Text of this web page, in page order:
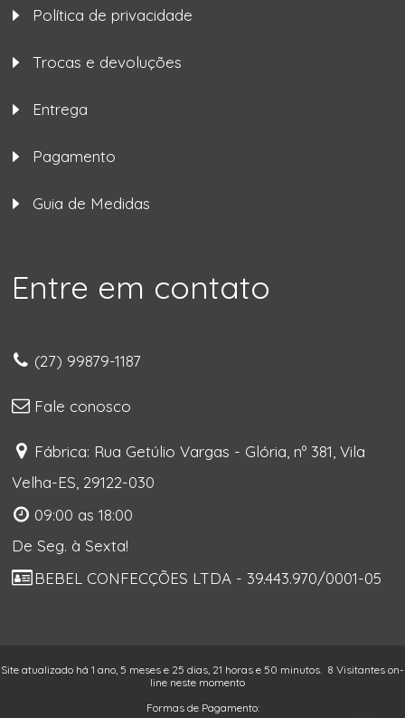
Política de privacidade
Trocas e devoluções
Entrega
Pagamento
Guia de Medidas
Entre em contato
(27) 99879-1187
Fale conosco
Fábrica: Rua Getúlio Vargas - Glória, nº 381, Vila
Velha-ES, 29122-030
09:00 as 18:00
De Seg. à Sexta!
BEBEL CONFECÇÕES LTDA - 39.443.970/0001-05
Site atualizado há 1 ano, 5 meses e 25 dias, 21 horas e 50 minutos. 8 Visitantes on-
line neste momento
Formas de Pagamento: